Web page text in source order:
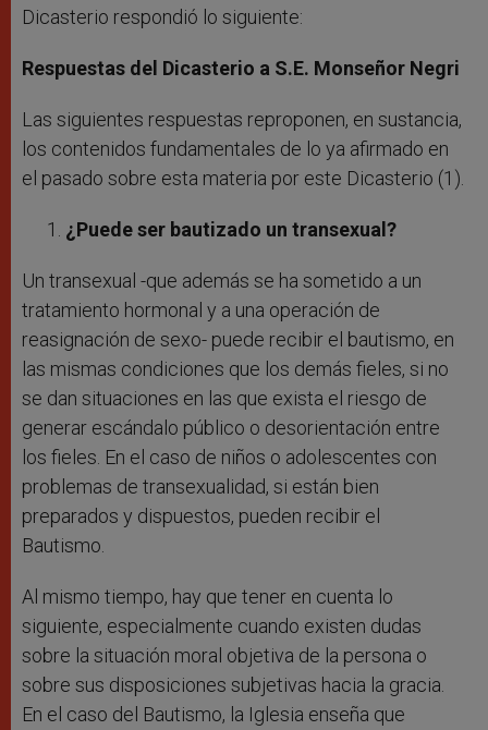
Dicasterio respondió lo siguiente:
Respuestas del Dicasterio a S.E. Monseñor Negri
Las siguientes respuestas reproponen, en sustancia,
los contenidos fundamentales de lo ya afirmado en
el pasado sobre esta materia por este Dicasterio (1).
¿Puede ser bautizado un transexual?
Un transexual -que además se ha sometido a un
tratamiento hormonal y a una operación de
reasignación de sexo- puede recibir el bautismo, en
las mismas condiciones que los demás fieles, si no
se dan situaciones en las que exista el riesgo de
generar escándalo público o desorientación entre
los fieles. En el caso de niños o adolescentes con
problemas de transexualidad, si están bien
preparados y dispuestos, pueden recibir el
Bautismo.
Al mismo tiempo, hay que tener en cuenta lo
siguiente, especialmente cuando existen dudas
sobre la situación moral objetiva de la persona o
sobre sus disposiciones subjetivas hacia la gracia.
En el caso del Bautismo, la Iglesia enseña que